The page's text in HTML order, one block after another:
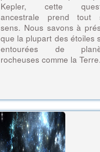
Kepler, cette
ancestrale prend tout
sens. Nous savons à
que la plupart des étoiles
entourées de
rocheuses comme la